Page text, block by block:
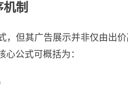
制
，但其广告展示并非仅由出
公式可概括为：